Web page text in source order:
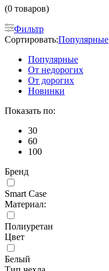
(0 товаров)
Фильтр
Сортировать:Популярные
Популярные
От недорогих
От дорогих
Новинки
Показать по:
30
60
100
Бренд
Smart Case
Материал:
Полиуретан
Цвет
Белый